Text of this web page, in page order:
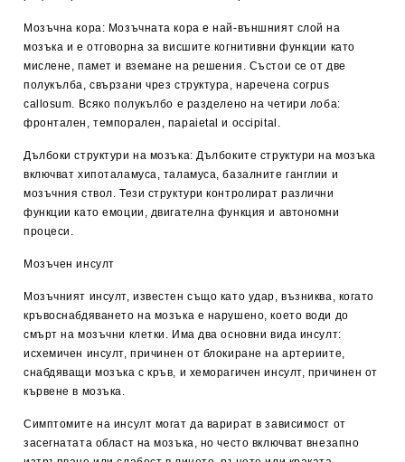
Мозъчна кора: Мозъчната кора е най-външният слой на
мозъка и е отговорна за висшите когнитивни функции като
мислене, памет и вземане на решения. Състои се от две
полукълба, свързани чрез структура, наречена corpus
callosum. Всяко полукълбо е разделено на четири лоба:
фронтален, темпорален, параietal и occipital.
Дълбоки структури на мозъка: Дълбоките структури на мозъка
включват хипоталамуса, таламуса, базалните ганглии и
мозъчния ствол. Тези структури контролират различни
функции като емоции, двигателна функция и автономни
процеси.
Мозъчен инсулт
Мозъчният инсулт, известен също като удар, възниква, когато
кръвоснабдяването на мозъка е нарушено, което води до
смърт на мозъчни клетки. Има два основни вида инсулт:
исхемичен инсулт, причинен от блокиране на артериите,
снабдяващи мозъка с кръв, и хеморагичен инсулт, причинен от
кървене в мозъка.
Симптомите на инсулт могат да варират в зависимост от
засегнатата област на мозъка, но често включват внезапно